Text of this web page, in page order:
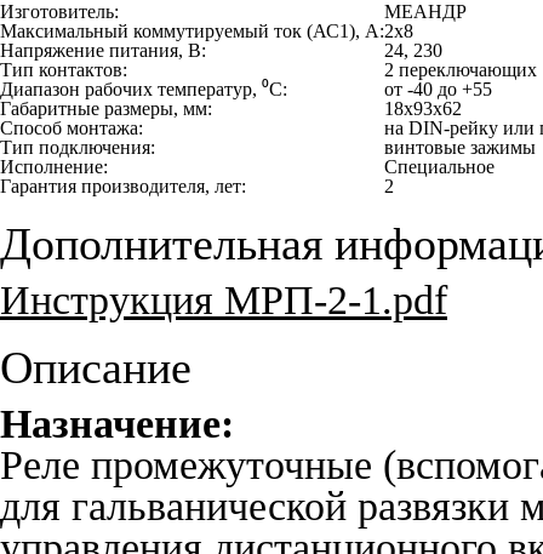
Изготовитель:
МЕАНДР
Максимальный коммутируемый ток (АС1), А:2х8
Напряжение питания, В:
24, 230
Тип контактов:
2 переключающих
Диапазон рабочих температур, ⁰С:
от -40 до +55
Габаритные размеры, мм:
18x93x62
Способ монтажа:
на DIN-рейку или
Тип подключения:
винтовые зажимы
Исполнение:
Специальное
Гарантия производителя, лет:
2
Дополнительная
Инструкция МРП-2-1.pdf
Описание
Назначение:
Реле промежуточные
для гальванической